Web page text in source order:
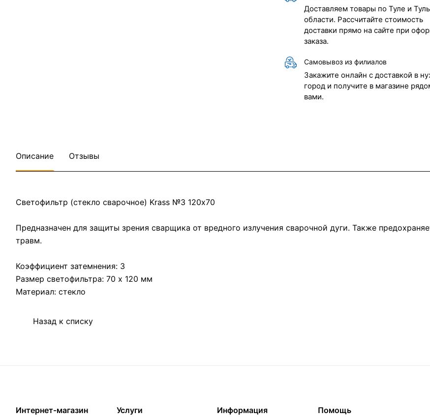
Доставляем товары по Туле и
области. Рассчитайте стоимость
доставки прямо на сайте при
заказа.
Самовывоз из филиалов
Закажите онлайн с доставкой в
город и получите в магазине
вами.
Описание Отзывы
Светофильтр (стекло сварочное) Krass №3 120х70
Предназначен для защиты зрения сварщика от вредного излучения сварочной дуги. Также
травм.
Коэффициент затемнения: 3
Размер светофильтра: 70 х 120 мм
Материал: стекло
Назад к списку
Интернет-магазин Услуги Информация Помощь